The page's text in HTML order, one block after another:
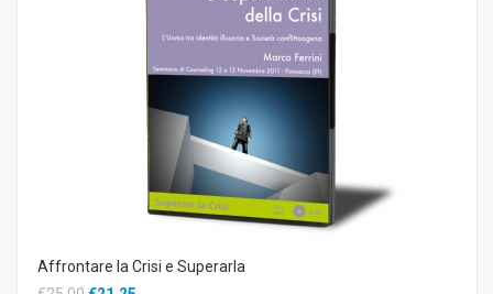
Affrontare la Crisi e Superarla